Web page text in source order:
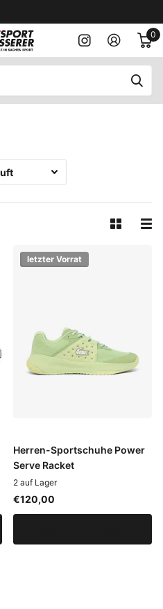
0
letzter Vorrat
Herren-Sportschuhe Power
Serve Racket
2 auf Lager
€120,00